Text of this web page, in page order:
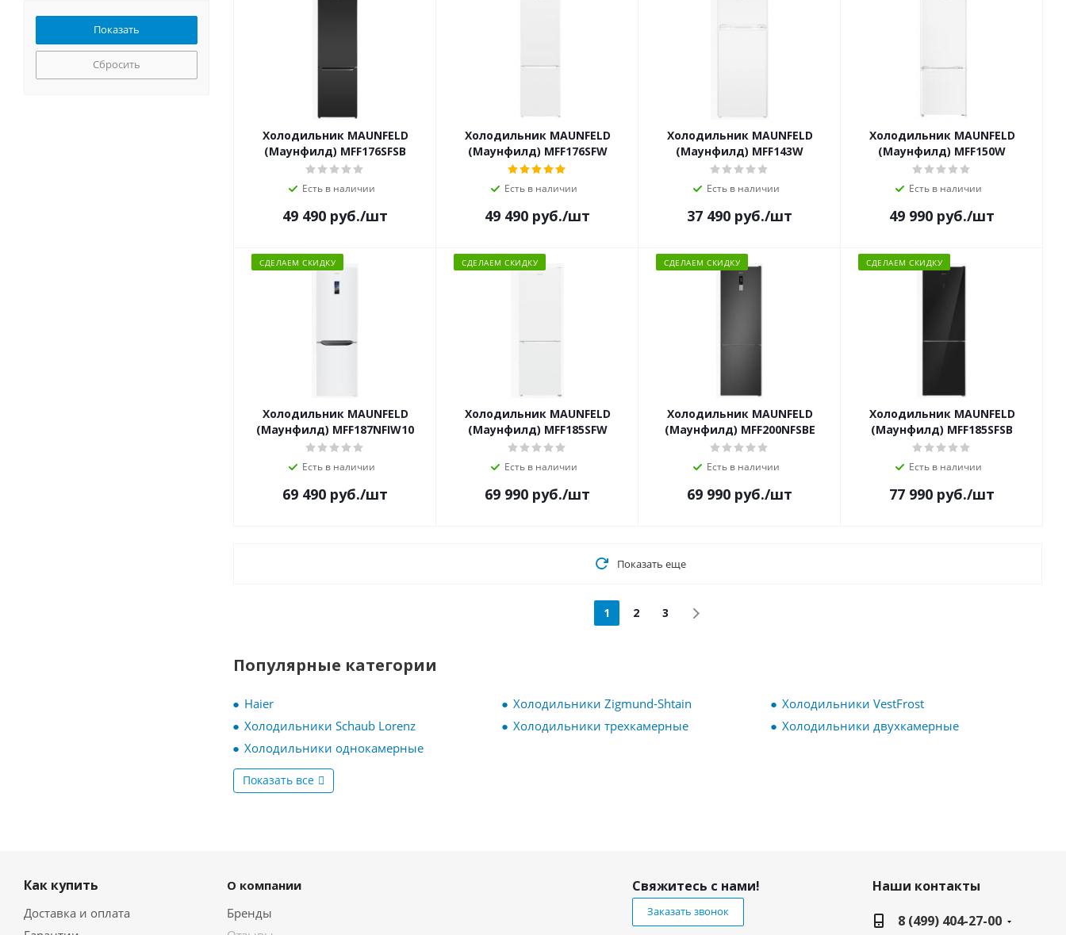
Холодильник MAUNFELD
(Маунфилд) MFF176SFSB
Есть в наличии
49 490 руб./шт
Холодильник MAUNFELD
(Маунфилд) MFF176SFW
Есть в наличии
49 490 руб./шт
Холодильник MAUNFELD
(Маунфилд) MFF143W
Есть в наличии
37 490 руб./шт
Холодильник MAUNFELD
(Маунфилд) MFF150W
Есть в наличии
49 990 руб./шт
СДЕЛАЕМ СКИДКУ
Холодильник MAUNFELD
(Маунфилд) MFF187NFIW10
Есть в наличии
69 490 руб./шт
СДЕЛАЕМ СКИДКУ
Холодильник MAUNFELD
(Маунфилд) MFF185SFW
Есть в наличии
69 990 руб./шт
СДЕЛАЕМ СКИДКУ
Холодильник MAUNFELD
(Маунфилд) MFF200NFSBE
Есть в наличии
69 990 руб./шт
СДЕЛАЕМ СКИДКУ
Холодильник MAUNFELD
(Маунфилд) MFF185SFSB
Есть в наличии
77 990 руб./шт
Показать еще
1 2 3
Популярные категории
Haier Холодильники Zigmund-Shtain
Холодильники VestFrost
Холодильники Schaub Lorenz
Холодильники трехкамерные
Холодильники двухкамерные
Холодильники однокамерные
Показать все
Сбросить
Как купить
Доставка и оплата
О компании
Бренды
Свяжитесь с нами!
Заказать звонок
Наши контакты
8 (499) 404-27-00